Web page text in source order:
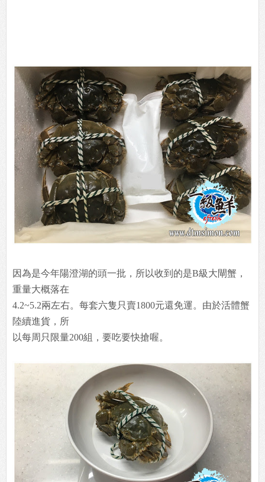
因為是今年陽澄湖的頭一批，所以收到的是B級大閘蟹，
重量大概落在
4.2~5.2兩左右。每套六隻只賣1800元還免運。由於活體蟹
陸續進貨，所
以每周只限量200組，要吃要快搶喔。